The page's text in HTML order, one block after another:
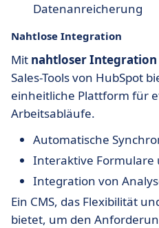
Datenanreicherung
Nahtlose Integration
Mit nahtloser Integration
Sales-Tools von HubSpot
einheitliche Plattform für
Arbeitsabläufe.
Automatische
Interaktive Formulare
Integration von
Ein CMS, das Flexibilität
bietet, um den